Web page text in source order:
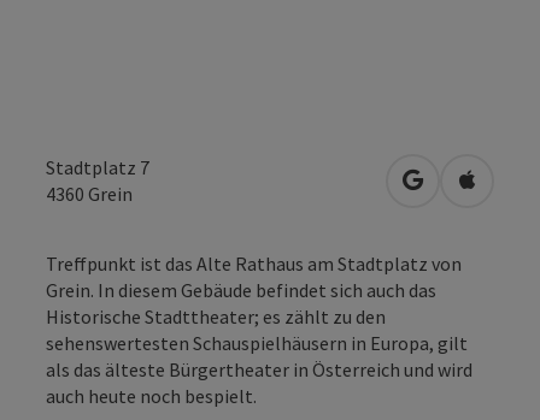
Stadtplatz 7
4360 Grein in Google
in
Treffpunkt ist das Alte Rathaus am Stadtplatz von
Grein. In diesem Gebäude befindet sich auch das
Historische Stadttheater; es zählt zu den
sehenswertesten Schauspielhäusern in Europa, gilt
als das älteste Bürgertheater in Österreich und wird
auch heute noch bespielt.